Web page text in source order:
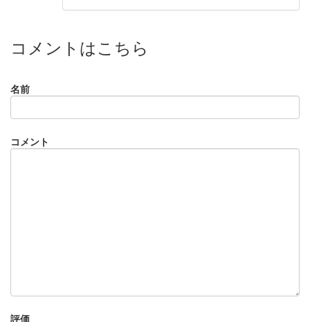
コメントはこちら
名前
コメント
評価